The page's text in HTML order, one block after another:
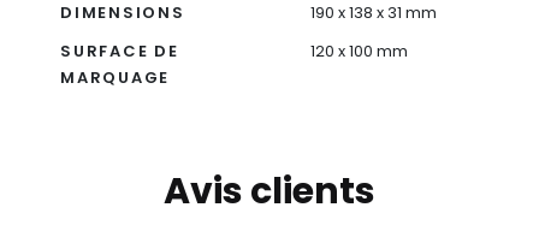
DIMENSIONS
190 x 138 x 31 mm
SURFACE DE
MARQUAGE
120 x 100 mm
Avis clients